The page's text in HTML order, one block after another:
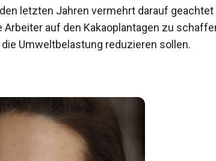
letzten Jahren vermehrt darauf geachtet
auf den Kakaoplantagen zu
Umweltbelastung reduzieren sollen.